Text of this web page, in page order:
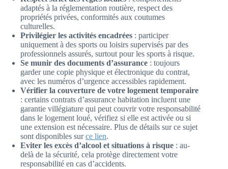
adaptés à la réglementation routière, respect des
propriétés privées, conformités aux coutumes
culturelles.
Privilégier les activités encadrées : participer
uniquement à des sports ou loisirs supervisés par des
professionnels assurés, surtout pour les sports à risque.
Se munir des documents d’assurance : toujours
garder une copie physique et électronique du contrat,
avec les numéros d’urgence accessibles rapidement.
Vérifier la couverture de votre logement temporaire
: certains contrats d’assurance habitation incluent une
garantie villégiature qui peut couvrir votre responsabilité
dans le logement loué, vérifiez si elle est activée ou si
une extension est nécessaire. Plus de détails sur ce sujet
sont disponibles surce lien.
Eviter les excès d’alcool et situations à risque : au-
delà de la sécurité, cela protège directement votre
responsabilité en cas d’accidents.